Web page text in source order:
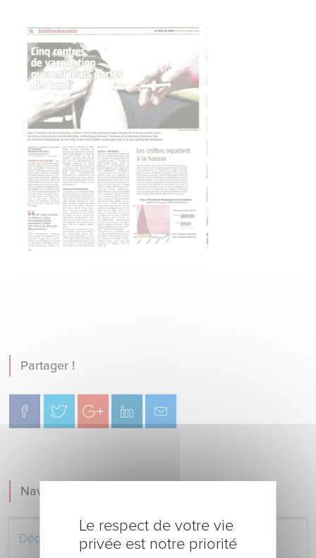
Partager !
Navigation
Découvrez le Centre Hospitalier
Le respect de votre vie
privée est notre priorité